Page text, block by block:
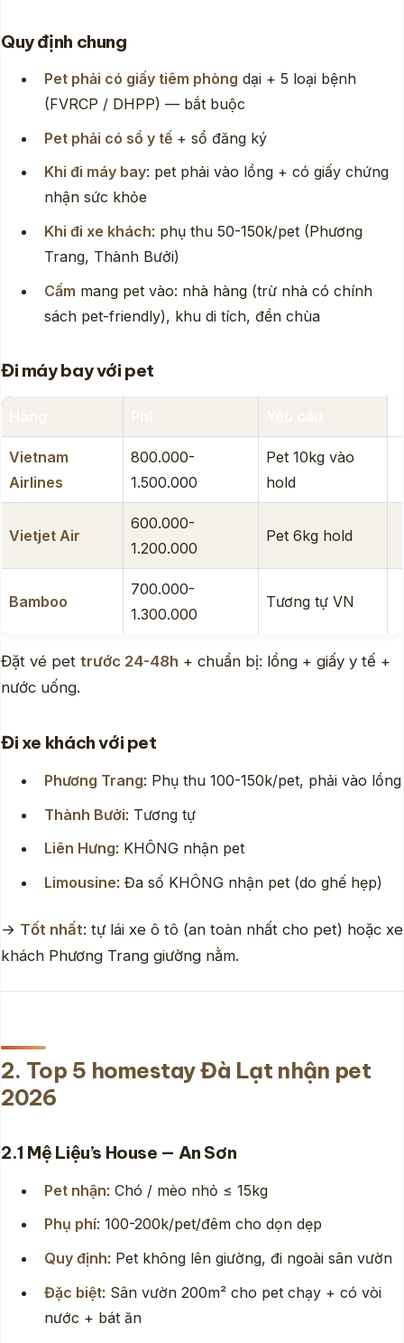
Quy định chung
Pet phải có giấy tiêm phòng dại + 5 loại bệnh
(FVRCP / DHPP) — bắt buộc
Pet phải có sổ y tế + sổ đăng ký
Khi đi máy bay: pet phải vào lồng + có giấy chứng
nhận sức khỏe
Khi đi xe khách: phụ thu 50-150k/pet (Phương
Trang, Thành Bưởi)
Cấm mang pet vào: nhà hàng (trừ nhà có chính
sách pet-friendly), khu di tích, đền chùa
Đi máy bay với pet
Vietnam
Airlines
800.000-
1.500.000
Pet 10kg vào
hold
Vietjet Air
600.000-
1.200.000
Pet 6kg hold
Bamboo
700.000-
1.300.000
Tương tự VN
Đặt vé pet trước 24-48h + chuẩn bị: lồng + giấy y tế +
nước uống.
Đi xe khách với pet
Phương Trang: Phụ thu 100-150k/pet, phải vào lồng
Thành Bưởi: Tương tự
Liên Hưng: KHÔNG nhận pet
Limousine: Đa số KHÔNG nhận pet (do ghế hẹp)
→ Tốt nhất: tự lái xe ô tô (an toàn nhất cho pet) hoặc xe
khách Phương Trang giường nằm.
2. Top 5 homestay Đà Lạt nhận pet
2026
2.1 Mệ Liệu’s House — An Sơn
Pet nhận: Chó / mèo nhỏ ≤ 15kg
Phụ phí: 100-200k/pet/đêm cho dọn dẹp
Quy định: Pet không lên giường, đi ngoài sân vườn
Đặc biệt: Sân vườn 200m² cho pet chạy + có vòi
nước + bát ăn